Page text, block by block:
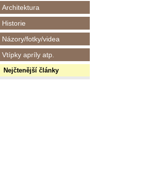
Architektura
Historie
Názory/fotky/videa
Vtípky apríly atp.
Nejčtenější články